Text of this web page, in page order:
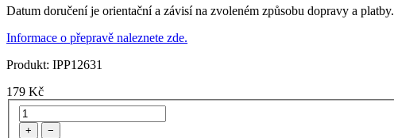
Datum doručení je orientační a závisí na zvoleném způsobu dopravy a platby.
Informace o přepravě naleznete zde.
Produkt: IPP12631
179 Kč
+ −